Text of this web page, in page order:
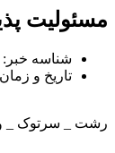
مسئولیت
شناسه خبر: 3018
تاریخ و زمان ارسال: 30
رشت _ سرتوک _